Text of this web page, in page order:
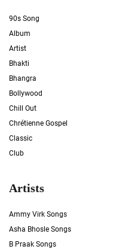
90s Song
Album
Artist
Bhakti
Bhangra
Bollywood
Chill Out
Chrétienne Gospel
Classic
Club
Artists
Ammy Virk Songs
Asha Bhosle Songs
B Praak Songs